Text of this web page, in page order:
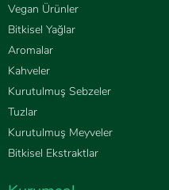
Vegan Ürünler
Bitkisel Yağlar
Aromalar
Kahveler
Kurutulmuş Sebzeler
Tuzlar
Kurutulmuş Meyveler
Bitkisel Ekstraktlar